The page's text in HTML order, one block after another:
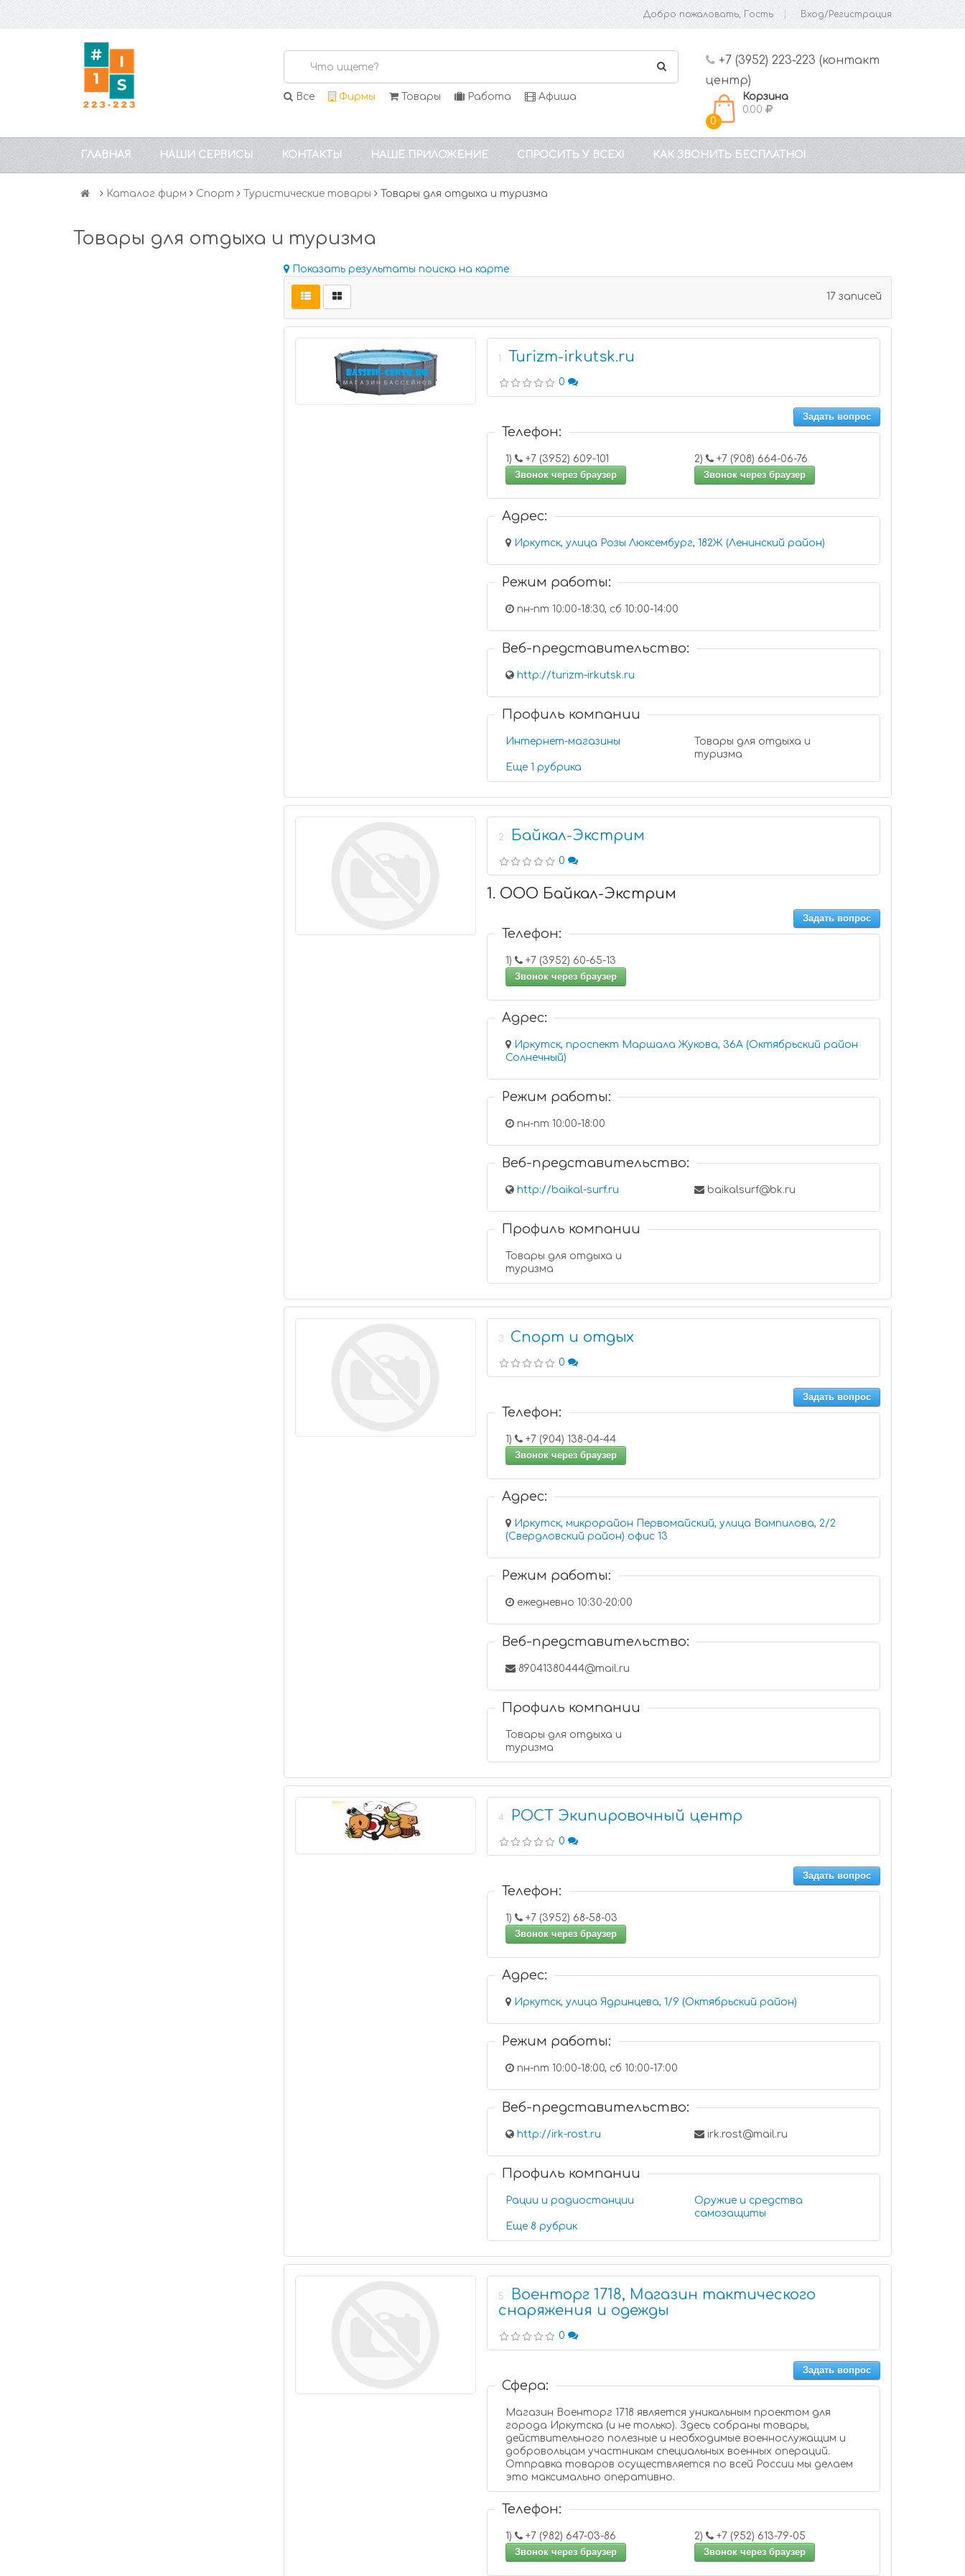
Добро пожаловать, Гость Вход/Регистрация
Все Фирмы Товары Работа Афиша
+7 (3952) 223-223 (контакт
центр)
0
Корзина
0.00
ГЛАВНАЯ НАШИ СЕРВИСЫ КОНТАКТЫ НАШЕ ПРИЛОЖЕНИЕ СПРОСИТЬ У ВСЕХ! КАК ЗВОНИТЬ БЕСПЛАТНО!
Каталог фирм Спорт Туристические товары Товары для отдыха и туризма
Товары для отдыха и туризма
Показать результаты поиска на карте
17 записей
1 Turizm-irkutsk.ru
0
Задать вопрос
Телефон:
1)
+7 (3952) 609-101
Звонок через браузер
2)
+7 (908) 664-06-76
Звонок через браузер
Адрес:
Иркутск, улица Розы Люксембург, 182Ж (Ленинский район)
Режим работы:
пн-пт 10:00-18:30, сб 10:00-14:00
Веб-представительство:
http://turizm-irkutsk.ru
Профиль компании
Интернет-магазины
Товары для отдыха и
туризма
Еще 1 рубрика
2 Байкал-Экстрим
0
1. ООО Байкал-Экстрим
Задать вопрос
Телефон:
1)
+7 (3952) 60-65-13
Звонок через браузер
Адрес:
Иркутск, проспект Маршала Жукова, 36А (Октябрьский район
Солнечный)
Режим работы:
пн-пт 10:00-18:00
Веб-представительство:
http://baikal-surf.ru baikalsurf@bk.ru
Профиль компании
Товары для отдыха и
туризма
3 Спорт и отдых
0
Задать вопрос
Телефон:
1)
+7 (904) 138-04-44
Звонок через браузер
Адрес:
Иркутск, микрорайон Первомайский, улица Вампилова, 2/2
(Свердловский район) офис 13
Режим работы:
ежедневно 10:30-20:00
Веб-представительство:
89041380444@mail.ru
Профиль компании
Товары для отдыха и
туризма
4 РОСТ Экипировочный центр
0
Задать вопрос
Телефон:
1)
+7 (3952) 68-58-03
Звонок через браузер
Адрес:
Иркутск, улица Ядринцева, 1/9 (Октябрьский район)
Режим работы:
пн-пт 10:00-18:00, сб 10:00-17:00
Веб-представительство:
http://irk-rost.ru irk.rost@mail.ru
Профиль компании
Рации и радиостанции
Оружие и средства
самозащиты
Еще 8 рубрик
5
Военторг 1718, Магазин тактического
снаряжения и одежды
0
Задать вопрос
Сфера:
Магазин Военторг 1718 является уникальным проектом для
города Иркутска (и не только). Здесь собраны товары,
действительного полезные и необходимые военнослужащим и
добровольцам участникам специальных военных операций.
Отправка товаров осуществляется по всей России мы делаем
это максимально оперативно.
Телефон:
1)
+7 (982) 647-03-86
Звонок через браузер
2)
+7 (952) 613-79-05
Звонок через браузер